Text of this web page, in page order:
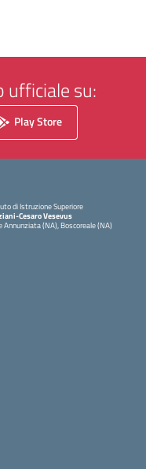
ufficiale su:
Play Store
di Istruzione Superiore
Cesaro Vesevus
Annunziata (NA), Boscoreale (NA)